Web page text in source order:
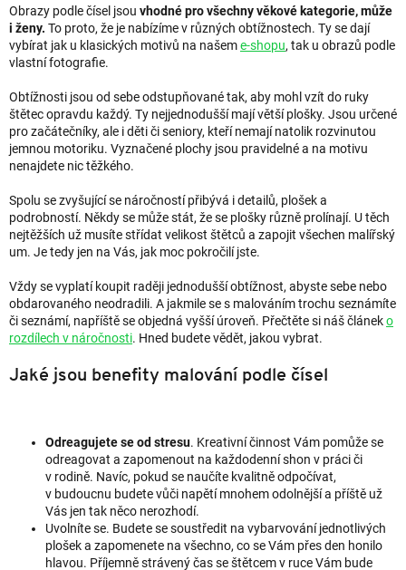
Obrazy podle čísel jsou vhodné pro všechny věkové kategorie, může
i ženy. To proto, že je nabízíme v různých obtížnostech. Ty se dají
vybírat jak u klasických motivů na našeme-shopu, tak u obrazů podle
vlastní fotografie.
Obtížnosti jsou od sebe odstupňované tak, aby mohl vzít do ruky
štětec opravdu každý. Ty nejjednodušší mají větší plošky. Jsou určené
pro začátečníky, ale i děti či seniory, kteří nemají natolik rozvinutou
jemnou motoriku. Vyznačené plochy jsou pravidelné a na motivu
nenajdete nic těžkého.
Spolu se zvyšující se náročností přibývá i detailů, plošek a
podrobností. Někdy se může stát, že se plošky různě prolínají. U těch
nejtěžších už musíte střídat velikost štětců a zapojit všechen malířský
um. Je tedy jen na Vás, jak moc pokročilí jste.
Vždy se vyplatí koupit raději jednodušší obtížnost, abyste sebe nebo
obdarovaného neodradili. A jakmile se s malováním trochu seznámíte
či seznámí, napříště se objedná vyšší úroveň. Přečtěte si náš článeko
rozdílech v náročnosti. Hned budete vědět, jakou vybrat.
Jaké jsou benefity malování podle čísel
Odreagujete se od stresu. Kreativní činnost Vám pomůže se
odreagovat a zapomenout na každodenní shon v práci či
v rodině. Navíc, pokud se naučíte kvalitně odpočívat,
v budoucnu budete vůči napětí mnohem odolnější a příště už
Vás jen tak něco nerozhodí.
Uvolníte se. Budete se soustředit na vybarvování jednotlivých
plošek a zapomenete na všechno, co se Vám přes den honilo
hlavou. Příjemně strávený čas se štětcem v ruce Vám bude